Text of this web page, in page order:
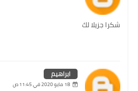
شكرا جزيلا لك
ابراهيم
18 مايو 2020 في 11:45 ص